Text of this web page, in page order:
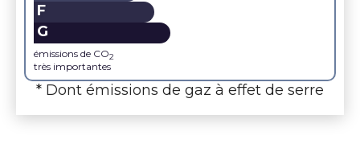
F
G
émissions de CO2
très importantes
* Dont émissions de gaz à effet de serre